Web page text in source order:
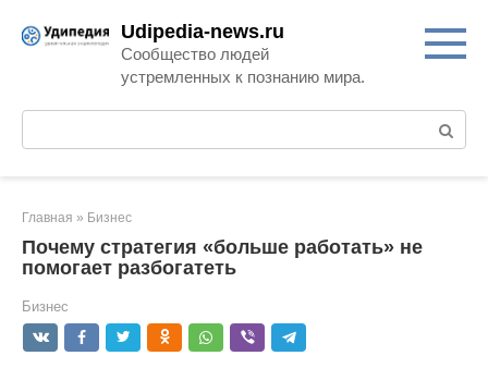
Udipedia-news.ru
Сообщество людей
устремленных к познанию мира.
Главная » Бизнес
Почему стратегия «больше работать» не
помогает разбогатеть
Бизнес